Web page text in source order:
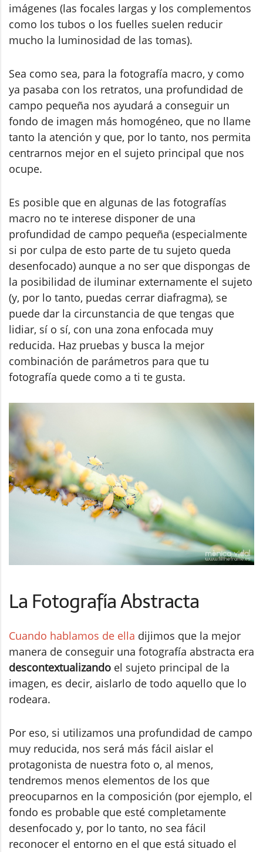
imágenes (las focales largas y los complementos
como los tubos o los fuelles suelen reducir
mucho la luminosidad de las tomas).
Sea como sea, para la fotografía macro, y como
ya pasaba con los retratos, una profundidad de
campo pequeña nos ayudará a conseguir un
fondo de imagen más homogéneo, que no llame
tanto la atención y que, por lo tanto, nos permita
centrarnos mejor en el sujeto principal que nos
ocupe.
Es posible que en algunas de las fotografías
macro no te interese disponer de una
profundidad de campo pequeña (especialmente
si por culpa de esto parte de tu sujeto queda
desenfocado) aunque a no ser que dispongas de
la posibilidad de iluminar externamente el sujeto
(y, por lo tanto, puedas cerrar diafragma), se
puede dar la circunstancia de que tengas que
lidiar, sí o sí, con una zona enfocada muy
reducida. Haz pruebas y busca la mejor
combinación de parámetros para que tu
fotografía quede como a ti te gusta.
La Fotografía Abstracta
Cuando hablamos de ella dijimos que la mejor
manera de conseguir una fotografía abstracta era
descontextualizando el sujeto principal de la
imagen, es decir, aislarlo de todo aquello que lo
rodeara.
Por eso, si utilizamos una profundidad de campo
muy reducida, nos será más fácil aislar el
protagonista de nuestra foto o, al menos,
tendremos menos elementos de los que
preocuparnos en la composición (por ejemplo, el
fondo es probable que esté completamente
desenfocado y, por lo tanto, no sea fácil
reconocer el entorno en el que está situado el